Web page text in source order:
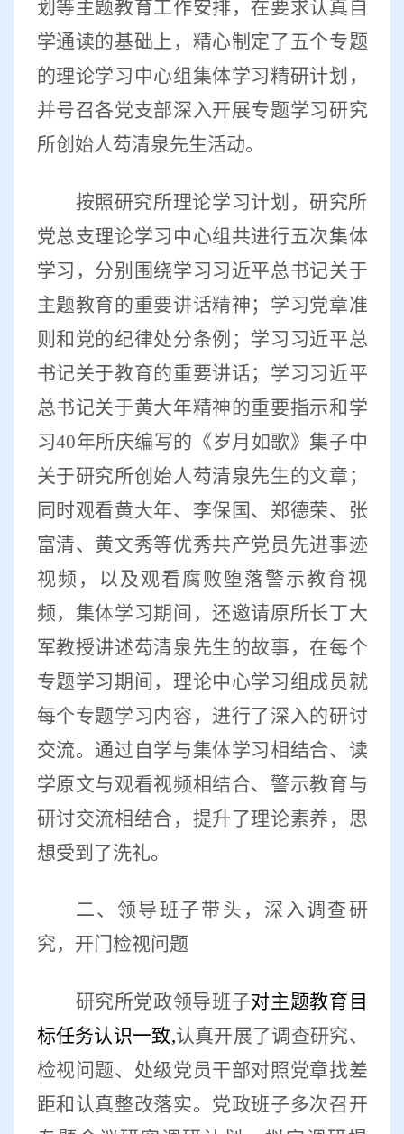
划等主题教育工作安排，在要求认真自
学通读的基础上，精心制定了五个专题
的理论学习中心组集体学习精研计划，
并号召各党支部深入开展专题学习研究
所创始人芶清泉先生活动。
按照研究所理论学习计划，研究所
党总支理论学习中心组共进行五次集体
学习，分别围绕学习习近平总书记关于
主题教育的重要讲话精神；学习党章准
则和党的纪律处分条例；学习习近平总
书记关于教育的重要讲话；学习习近平
总书记关于黄大年精神的重要指示和学
习40年所庆编写的《岁月如歌》集子中
关于研究所创始人芶清泉先生的文章；
同时观看黄大年、李保国、郑德荣、张
富清、黄文秀等优秀共产党员先进事迹
视频，以及观看腐败堕落警示教育视
频，集体学习期间，还邀请原所长丁大
军教授讲述芶清泉先生的故事，在每个
专题学习期间，理论中心学习组成员就
每个专题学习内容，进行了深入的研讨
交流。通过自学与集体学习相结合、读
学原文与观看视频相结合、警示教育与
研讨交流相结合，提升了理论素养，思
想受到了洗礼。
二、领导班子带头，深入调查研
究，开门检视问题
研究所党政领导班子对主题教育目
标任务认识一致,认真开展了调查研究、
检视问题、处级党员干部对照党章找差
距和认真整改落实。党政班子多次召开